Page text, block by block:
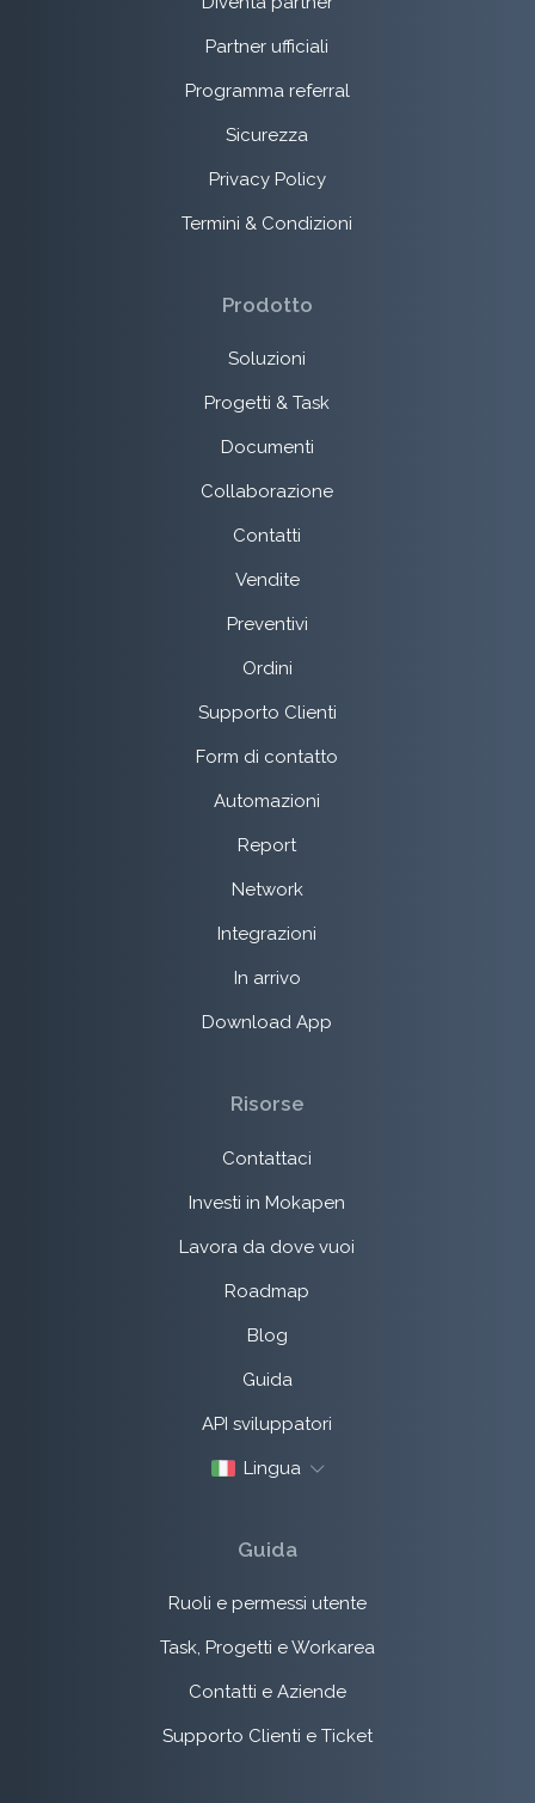
Partner ufficiali
Programma referral
Sicurezza
Privacy Policy
Termini & Condizioni
Prodotto
Soluzioni
Progetti & Task
Documenti
Collaborazione
Contatti
Vendite
Preventivi
Ordini
Supporto Clienti
Form di contatto
Automazioni
Report
Network
Integrazioni
In arrivo
Download App
Risorse
Contattaci
Investi in Mokapen
Lavora da dove vuoi
Roadmap
Blog
Guida
API sviluppatori
Lingua
Guida
Ruoli e permessi utente
Task, Progetti e Workarea
Contatti e Aziende
Supporto Clienti e Ticket